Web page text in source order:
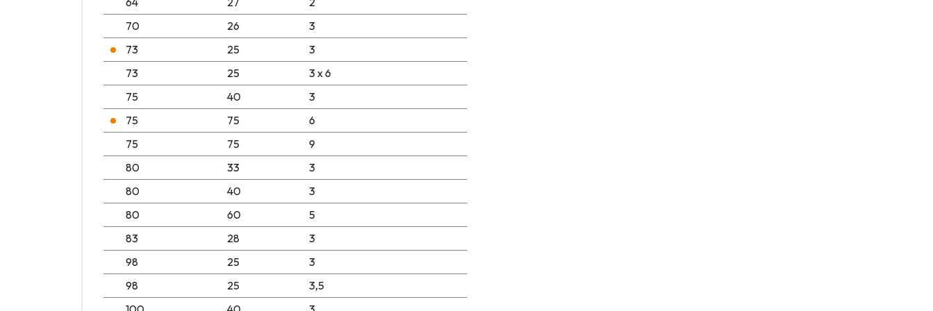
70
26
3
73
25
3
73
25
3 x 6
75
40
3
75
75
6
75
75
9
80
33
3
80
40
3
80
60
5
83
28
3
98
25
3
98
25
3,5